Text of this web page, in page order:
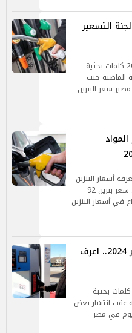
التسعير
موعد اجتماع لجنة التسعير البترولية 2024 كلمات بحثية
الماضية حيث
سعر البنزين
المواد
أسعار البنزين
يومي ا حيث يبحث كثير من الأشخاص عن سعر بنزين 92
في أسعار البنزين
ارتفاع سعر البنزين اليوم في مصر 2024.. اعرف
ارتفاع سعر البنزين اليوم في مصر 2024 كلمات بحثية
عقب انتشار بعض
في مصر